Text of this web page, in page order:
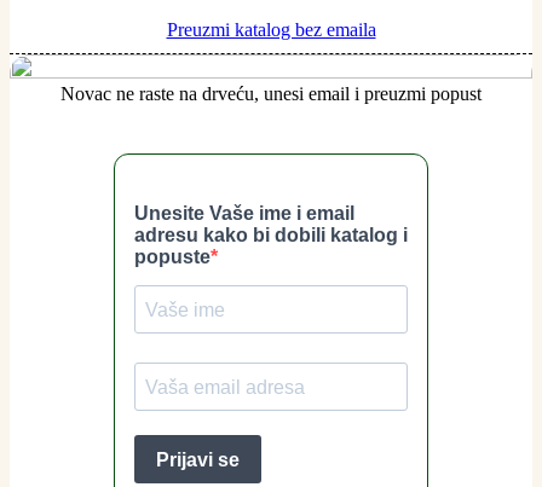
Preuzmi katalog bez emaila
Novac ne raste na drveću, unesi email i preuzmi popust